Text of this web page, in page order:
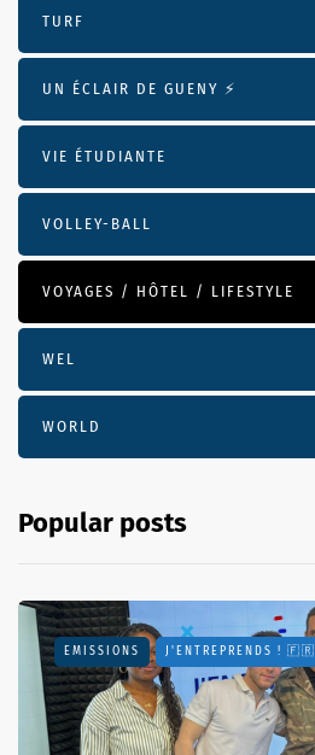
TURF
UN ÉCLAIR DE GUENY ⚡️
VIE ÉTUDIANTE
VOLLEY-BALL
VOYAGES / HÔTEL / LIFESTYLE
WEL
WORLD
Popular posts
EMISSIONS J'ENTREPRENDS ! 🇫🇷